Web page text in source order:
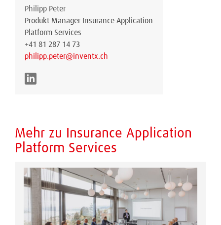
Philipp Peter
Produkt Manager Insurance Application
Platform Services
+41 81 287 14 73
philipp.peter@inventx.ch
Mehr zu Insurance Application
Platform Services